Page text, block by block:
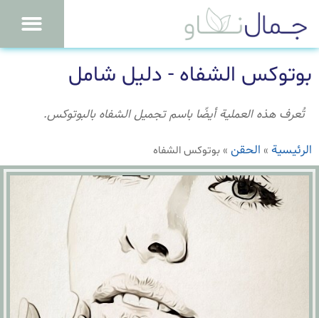
بوتوكس الشفاه - دليل شامل
تُعرف هذه العملية أيضًا باسم تجميل الشفاه بالبوتوكس.
الرئيسية » الحقن » بوتوكس الشفاه